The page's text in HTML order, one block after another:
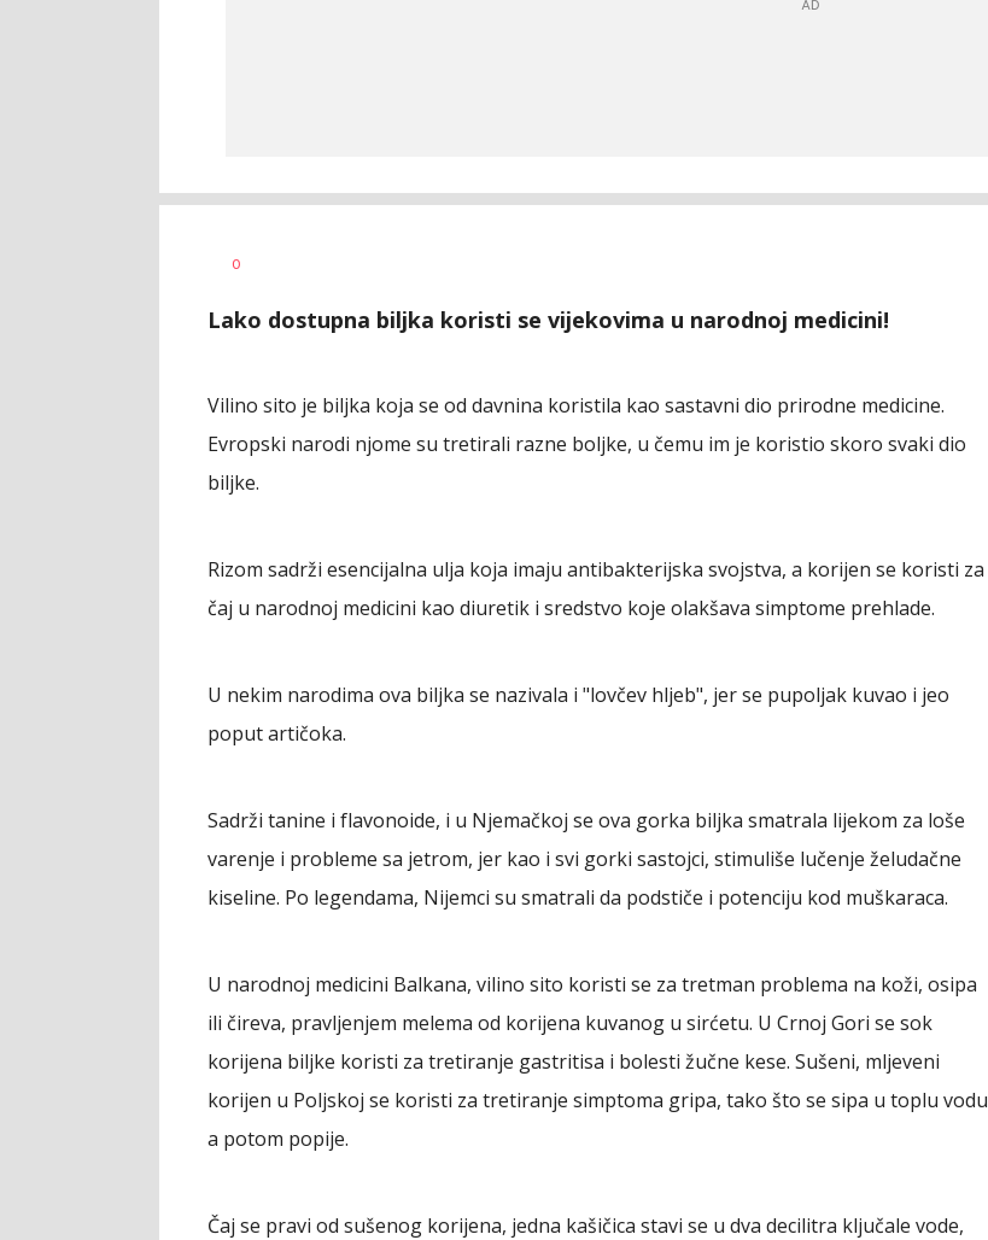
AUTOR
0
Lako dostupna biljka koristi se vijekovima u narodnoj medicini!
Vilino sito je biljka koja se od davnina koristila kao sastavni dio prirodne medicine.
Evropski narodi njome su tretirali razne boljke, u čemu im je koristio skoro svaki dio
biljke.
Rizom sadrži esencijalna ulja koja imaju antibakterijska svojstva, a korijen se koristi za
čaj u narodnoj medicini kao diuretik i sredstvo koje olakšava simptome prehlade.
U nekim narodima ova biljka se nazivala i "lovčev hljeb", jer se pupoljak kuvao i jeo
poput artičoka.
Sadrži tanine i flavonoide, i u Njemačkoj se ova gorka biljka smatrala lijekom za loše
varenje i probleme sa jetrom, jer kao i svi gorki sastojci, stimuliše lučenje želudačne
kiseline. Po legendama, Nijemci su smatrali da podstiče i potenciju kod muškaraca.
U narodnoj medicini Balkana, vilino sito koristi se za tretman problema na koži, osipa
ili čireva, pravljenjem melema od korijena kuvanog u sirćetu. U Crnoj Gori se sok
korijena biljke koristi za tretiranje gastritisa i bolesti žučne kese. Sušeni, mljeveni
korijen u Poljskoj se koristi za tretiranje simptoma gripa, tako što se sipa u toplu vodu
a potom popije.
Čaj se pravi od sušenog korijena, jedna kašičica stavi se u dva decilitra ključale vode,